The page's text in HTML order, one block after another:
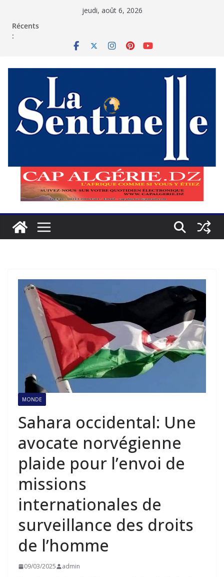
jeudi, août 6, 2026
Récents
:
MONDE
Sahara occidental: Une
avocate norvégienne
plaide pour l’envoi de
missions
internationales de
surveillance des droits
de l’homme
09/03/2025 admin